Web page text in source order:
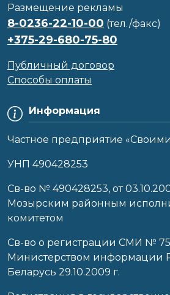
Информация
Частное предприятие
УНП 490428253
Cв-во № 490428253, от
Мозырским районным
комитетом
Св-во о регистрации СМИ №
Министерством информации
Беларусь 29.10.2009 г.
Размещение рекламы
8-0236-22-10-00 (тел./факс)
+375-29-680-75-80
Публичный договор
Способы оплаты